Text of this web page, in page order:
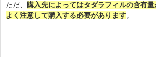
ただ、 購入先によってはタダラフィルの含有量
よく注意して購入する必要があります。